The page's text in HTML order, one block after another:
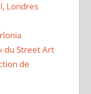
Londres
du Street Art
de